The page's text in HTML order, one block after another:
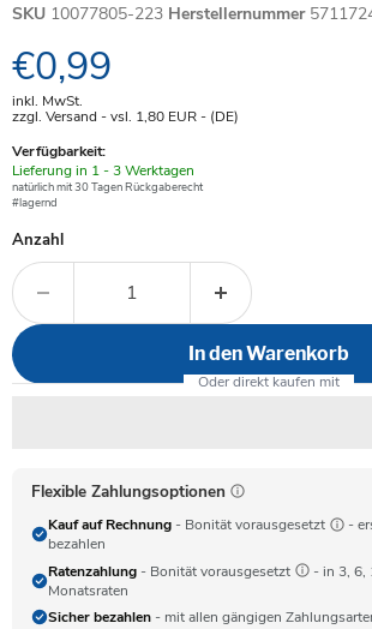
SKU 10077805-223 Herstellernummer
Aktueller Preis
€0,99
inkl. MwSt.
zzgl. Versand - vsl. 1,80 EUR- (DE)
Verfügbarkeit:
Verfügbar
-
Lieferung in 1 - 3 Werktagen
natürlich mit 30 Tagen Rückgaberecht
#lagernd
Anzahl
In den Warenkorb
Flexible Zahlungsoptionen
Kauf auf Rechnung - Bonität vorausgesetzt
-
bezahlen
Ratenzahlung - Bonität vorausgesetzt
- in 3, 6,
Monatsraten
Sicher bezahlen - mit allen gängigen